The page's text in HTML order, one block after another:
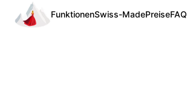
FunktionenSwiss-MadePreiseFAQ